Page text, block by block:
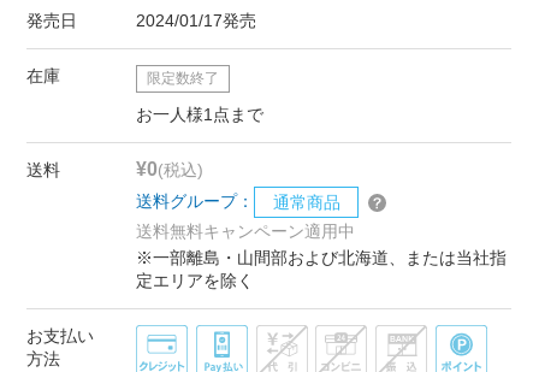
発売日 2024/01/17発売
在庫 限定数終了
お一人様1点まで
送料 ¥0(税込)
送料グループ：
通常商品
送料無料キャンペーン適用中
※一部離島・山間部および北海道、または当社指
定エリアを除く
お支払い
方法